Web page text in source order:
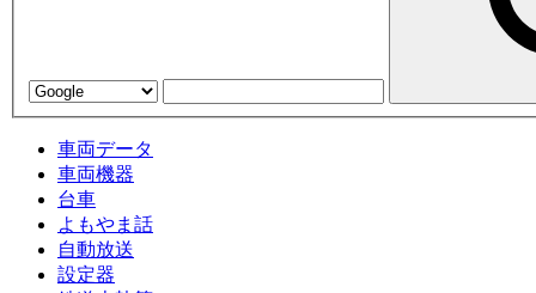
車両データ
車両機器
台車
よもやま話
自動放送
設定器